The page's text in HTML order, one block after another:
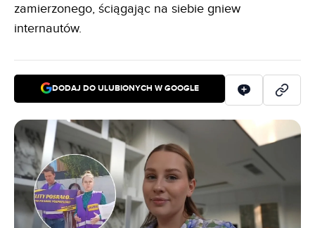
zamierzonego, ściągając na siebie gniew
internautów.
DODAJ DO ULUBIONYCH W GOOGLE